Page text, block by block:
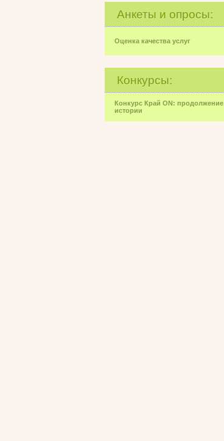
Анкеты и опросы:
Оценка качества услуг
Конкурсы:
Конкурс Край ON: продолжение
истории